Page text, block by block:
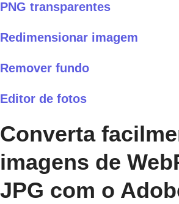
PNG transparentes
Redimensionar imagem
Remover fundo
Editor de fotos
Converta
imagens de
JPG com o